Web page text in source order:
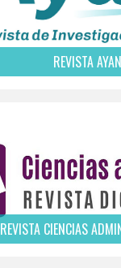
REVISTA
REVISTA CIENCIAS